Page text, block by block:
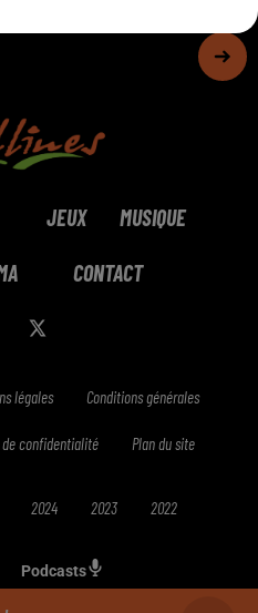
Podcasts
JEUX MUSIQUE
CONTACT
légales Conditions générales
confidentialité Plan du site
2024 2023 2022